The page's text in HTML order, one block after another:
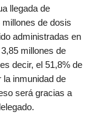
llegada de
de dosis
administradas en
millones de
decir, el 51,8% de
la inmunidad de
será gracias a